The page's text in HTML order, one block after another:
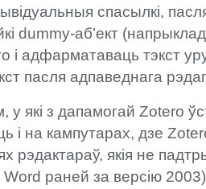
спасылкі,
dummy-аб’ект
і адфарматаваць тэкст
пасля адпаведнага
у які з дапамогай Zotero
і на кампутарах, дзе
рэдактараў, якія не
раней за версію